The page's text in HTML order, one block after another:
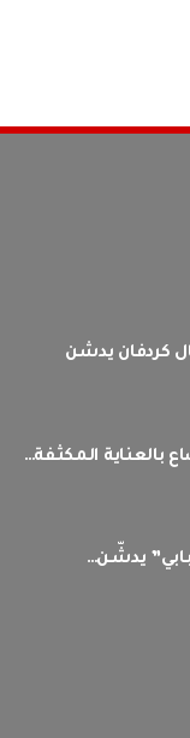
كردفان يدشن
بالعناية المكثفة…
يدشّن…